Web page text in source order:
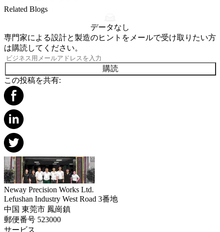
Related Blogs
データなし
専門家による設計と製造のヒントをメールで受け取りたい方
は購読してください。
購読
この投稿を共有:
Neway Precision Works Ltd.
Lefushan Industry West Road 3番地
中国 東莞市 鳳崗鎮
郵便番号 523000
サービス